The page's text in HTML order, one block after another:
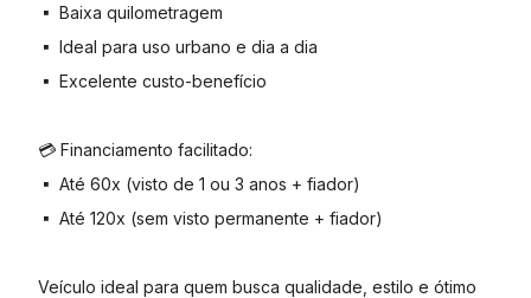
▪️ Baixa quilometragem
▪️ Ideal para uso urbano e dia a dia
▪️ Excelente custo-benefício
💳 Financiamento facilitado:
▪️ Até 60x (visto de 1 ou 3 anos + fiador)
▪️ Até 120x (sem visto permanente + fiador)
Veículo ideal para quem busca qualidade, estilo e ótimo